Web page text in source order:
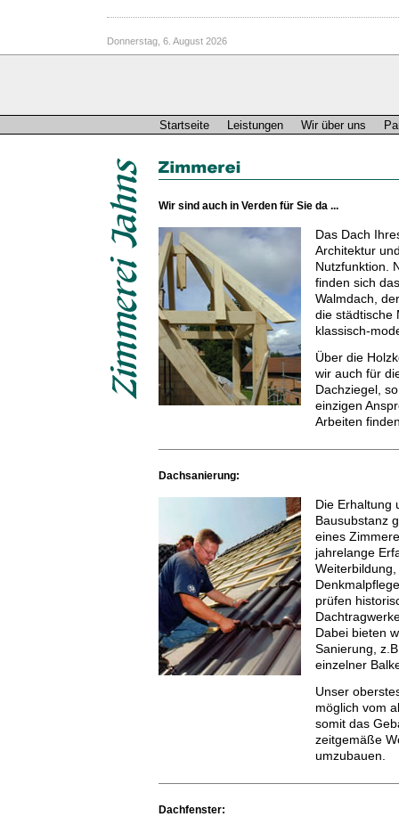
Donnerstag, 6. August 2026
Startseite Leistungen Wir über uns
Wir sind auch in Verden für Sie da ...
Das Dach
Architektur
Nutzfunktion.
finden sich
Walmdach,
die städtische
klassisch-
Über die
wir auch für
Dachziegel,
einzigen
Arbeiten
Dachsanierung:
Die Erhaltung
Bausubstanz
eines
jahrelange
prüfen
Dabei bieten
Sanierung,
einzelner
Unser
möglich vom
somit das
zeitgemäße
umzubauen.
Dachfenster: